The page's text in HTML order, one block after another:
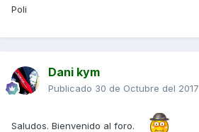
Poli
Dani kym
Publicado 30 de Octubre del 2017
Saludos. Bienvenido al foro.